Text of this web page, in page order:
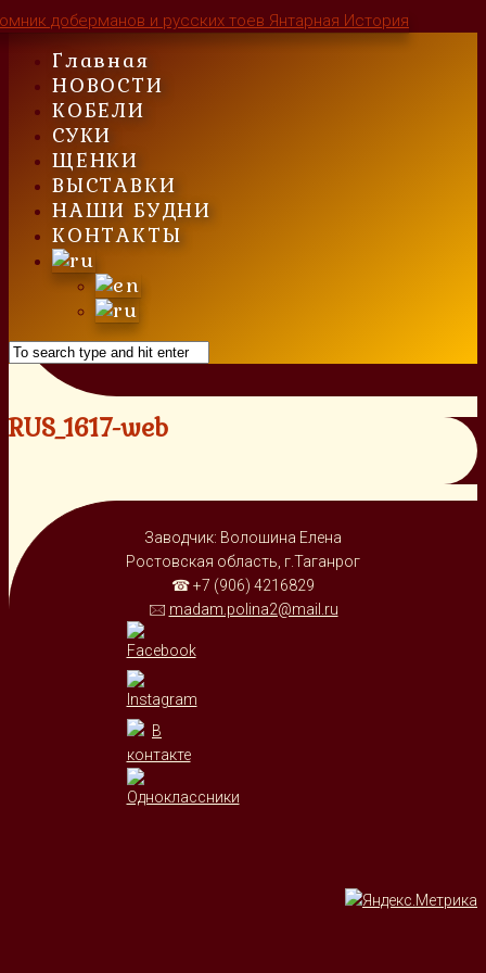
Skip
contentГлавная
НОВОСТИ
КОБЕЛИ
СУКИ
ЩЕНКИ
ВЫСТАВКИ
НАШИ БУДНИ
КОНТАКТЫ
RUS_1617-web
Заводчик: Волошина Елена
Ростовская область, г.Таганрог
☎ +7 (906) 4216829
🖂 madam.polina2@mail.ru